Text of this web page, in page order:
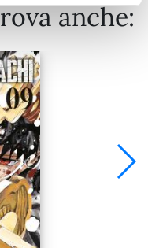
anche: